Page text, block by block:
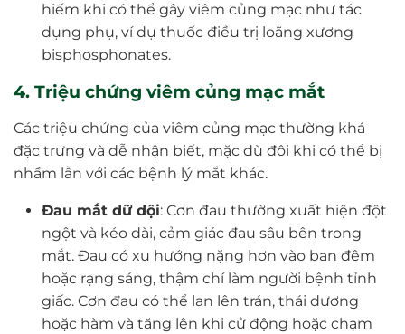
hiếm khi có thể gây viêm củng mạc như tác
dụng phụ, ví dụ thuốc điều trị loãng xương
bisphosphonates.
4. Triệu chứng viêm củng mạc mắt
Các triệu chứng của viêm củng mạc thường khá
đặc trưng và dễ nhận biết, mặc dù đôi khi có thể bị
nhầm lẫn với các bệnh lý mắt khác.
Đau mắt dữ dội: Cơn đau thường xuất hiện đột
ngột và kéo dài, cảm giác đau sâu bên trong
mắt. Đau có xu hướng nặng hơn vào ban đêm
hoặc rạng sáng, thậm chí làm người bệnh tỉnh
giấc. Cơn đau có thể lan lên trán, thái dương
hoặc hàm và tăng lên khi cử động hoặc chạm